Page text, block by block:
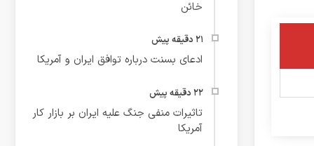
خائن
ادعای بسنت درباره توافق ایران و آمریکا
تاثیرات منفی جنگ علیه ایران بر بازار کار
آمریکا